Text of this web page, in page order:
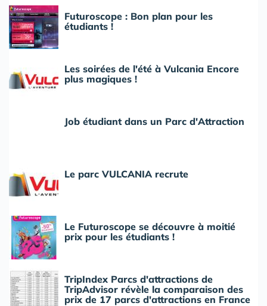
Futuroscope : Bon plan pour les
étudiants !
Les soirées de l'été à Vulcania Encore
plus magiques !
Job étudiant dans un Parc d'Attraction
Le parc VULCANIA recrute
Le Futuroscope se découvre à moitié
prix pour les étudiants !
TripIndex Parcs d'attractions de
TripAdvisor révèle la comparaison des
prix de 17 parcs d'attractions en France